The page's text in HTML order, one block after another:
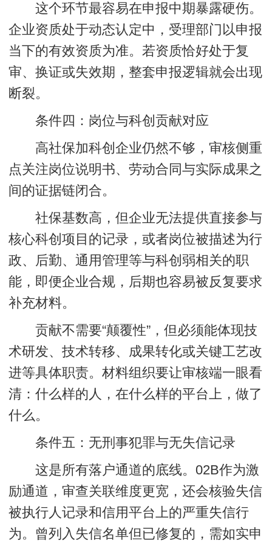
这个环节最容易在申报中期暴露硬伤。
企业资质处于动态认定中，受理部门以申报
当下的有效资质为准。若资质恰好处于复
审、换证或失效期，整套申报逻辑就会出现
断裂。
条件四：岗位与科创贡献对应
高社保加科创企业仍然不够，审核侧重
点关注岗位说明书、劳动合同与实际成果之
间的证据链闭合。
社保基数高，但企业无法提供直接参与
核心科创项目的记录，或者岗位被描述为行
政、后勤、通用管理等与科创弱相关的职
能，即便企业合规，后期也容易被反复要求
补充材料。
贡献不需要“颠覆性”，但必须能体现技
术研发、技术转移、成果转化或关键工艺改
进等具体职责。材料组织要让审核端一眼看
清：什么样的人，在什么样的平台上，做了
什么。
条件五：无刑事犯罪与无失信记录
这是所有落户通道的底线。02B作为激
励通道，审查关联维度更宽，还会核验失信
被执行人记录和信用平台上的严重失信行
为。曾列入失信名单但已修复的，需如实申